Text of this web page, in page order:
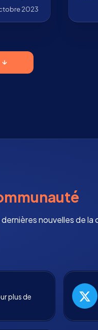
de tout.
2023
nouvelles de la
plus de